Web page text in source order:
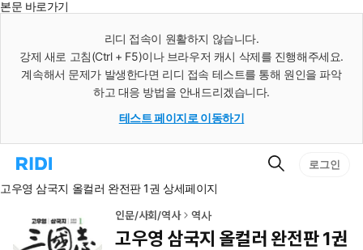
본문 바로가기
리디 접속이 원활하지 않습니다.
강제 새로 고침(Ctrl + F5)이나 브라우저 캐시 삭제를 진행해주세요.
계속해서 문제가 발생한다면 리디 접속 테스트를 통해 원인을 파악
하고 대응 방법을 안내드리겠습니다.
테스트 페이지로 이동하기
리
홈
검
로그인
고우영 삼국지 올컬러 완전판 1권 상세페이지
인문/사회/역사 역사
고우영 삼국지 올컬러 완전판 1권